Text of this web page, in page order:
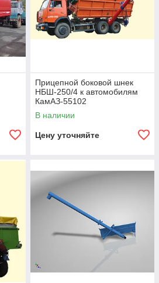
Прицепной боковой шнек
НБШ-250/4 к автомобилям
КамАЗ-55102
производительностью 1 т/
мин
В наличии
Цену уточняйте